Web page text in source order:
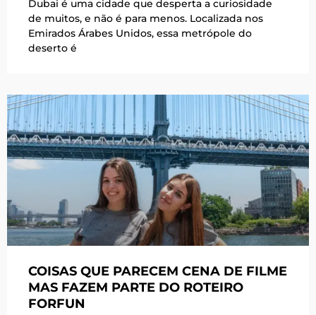
Dubai é uma cidade que desperta a curiosidade
de muitos, e não é para menos. Localizada nos
Emirados Árabes Unidos, essa metrópole do
deserto é
COISAS QUE PARECEM CENA DE FILME
MAS FAZEM PARTE DO ROTEIRO
FORFUN